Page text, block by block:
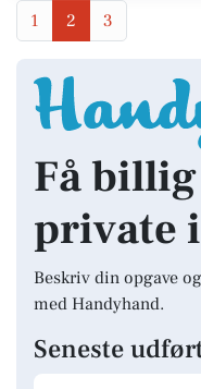
1 2 3
Få
private
Beskriv din opgave
med Handyhand.
Seneste